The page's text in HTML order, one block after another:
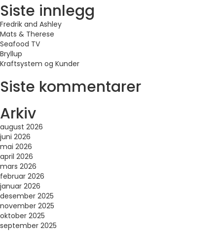
Siste innlegg
Fredrik and Ashley
Mats & Therese
Seafood TV
Bryllup
Kraftsystem og Kunder
Siste kommentarer
Arkiv
august 2026
juni 2026
mai 2026
april 2026
mars 2026
februar 2026
januar 2026
desember 2025
november 2025
oktober 2025
september 2025